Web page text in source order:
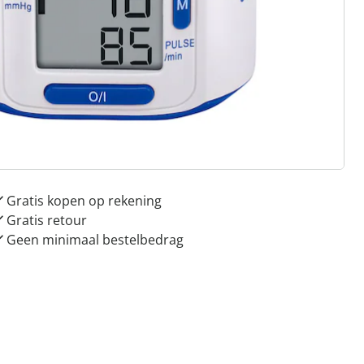
voor
& Comfort”
Gratis kopen op rekening
Gratis retour
Geen minimaal bestelbedrag